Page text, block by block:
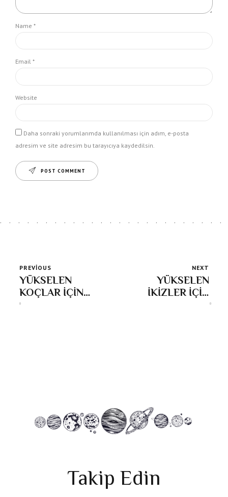
Name *
Email *
Website
Daha sonraki yorumlarımda kullanılması için adım, e-posta
adresim ve site adresim bu tarayıcıya kaydedilsin.
POST COMMENT
PREVIOUS
YÜKSELEN
KOÇLAR İÇİN
2026 YILI
NEXT
YÜKSELEN
İKİZLER İÇİN
Takip Edin